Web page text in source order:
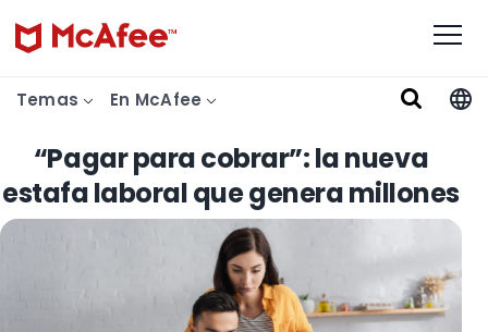
Temas En McAfee
“Pagar para cobrar”: la nueva
estafa laboral que genera millones